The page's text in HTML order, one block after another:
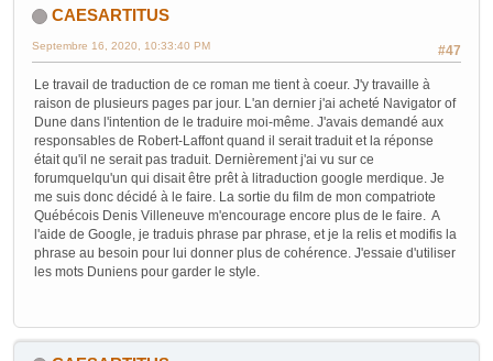
CAESARTITUS
#47
Septembre 16, 2020, 10:33:40 PM
Le travail de traduction de ce roman me tient à coeur. J'y travaille à
raison de plusieurs pages par jour. L'an dernier j'ai acheté Navigator of
Dune dans l'intention de le traduire moi-même. J'avais demandé aux
responsables de Robert-Laffont quand il serait traduit et la réponse
était qu'il ne serait pas traduit. Dernièrement j'ai vu sur ce
forumquelqu'un qui disait être prêt à litraduction google merdique. Je
me suis donc décidé à le faire. La sortie du film de mon compatriote
Québécois Denis Villeneuve m'encourage encore plus de le faire. A
l'aide de Google, je traduis phrase par phrase, et je la relis et modifis la
phrase au besoin pour lui donner plus de cohérence. J'essaie d'utiliser
les mots Duniens pour garder le style.